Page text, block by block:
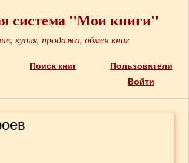
система "Мои книги"
купля, продажа, обмен книг
Поиск книг
Пользователи
Войти